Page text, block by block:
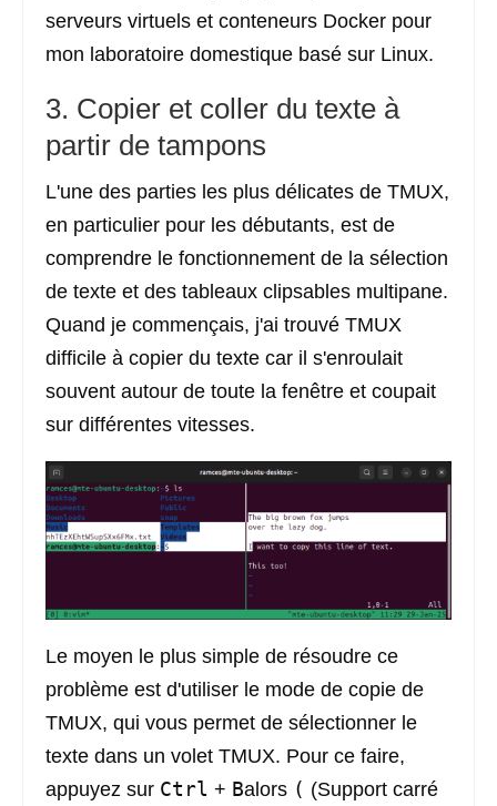
serveurs virtuels et conteneurs Docker pour
mon laboratoire domestique basé sur Linux.
3. Copier et coller du texte à
partir de tampons
L'une des parties les plus délicates de TMUX,
en particulier pour les débutants, est de
comprendre le fonctionnement de la sélection
de texte et des tableaux clipsables multipane.
Quand je commençais, j'ai trouvé TMUX
difficile à copier du texte car il s'enroulait
souvent autour de toute la fenêtre et coupait
sur différentes vitesses.
Le moyen le plus simple de résoudre ce
problème est d'utiliser le mode de copie de
TMUX, qui vous permet de sélectionner le
texte dans un volet TMUX. Pour ce faire,
appuyez sur Ctrl + Balors ( (Support carré